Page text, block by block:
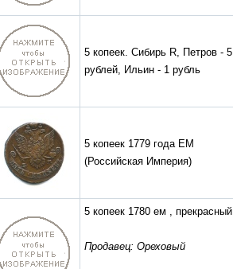
5 копеек. Сибирь R, Петров - 5
рублей, Ильин - 1 рубль
5 копеек 1779 года ЕМ
(Российская Империя)
5 копеек 1780 ем , прекрасный
Продавец: Ореховый